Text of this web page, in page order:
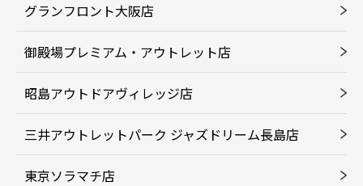
グランフロント大阪店
御殿場プレミアム・アウトレット店
昭島アウトドアヴィレッジ店
三井アウトレットパーク ジャズドリーム長島店
東京ソラマチ店